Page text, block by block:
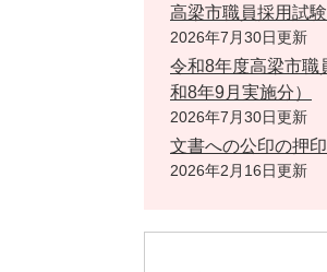
高梁市職員採用試
2026年7月30日更新
令和8年度高梁市職
和8年9月実施分）
2026年7月30日更新
文書への公印の押
2026年2月16日更新